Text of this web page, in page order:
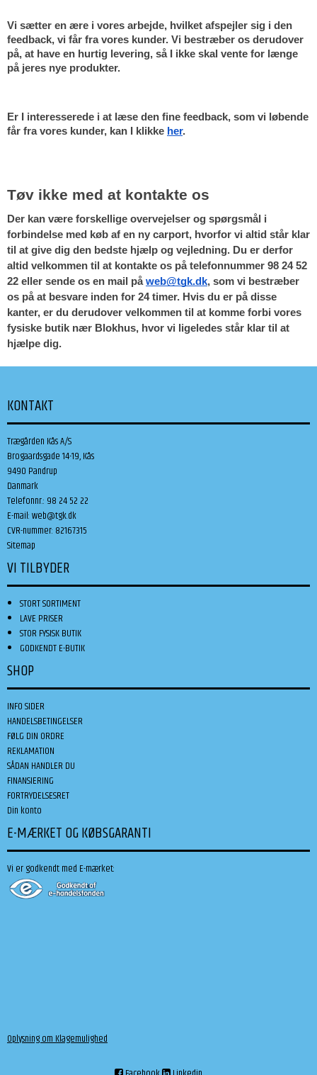
Vi sætter en ære i vores arbejde, hvilket afspejler sig i den
feedback, vi får fra vores kunder. Vi bestræber os derudover
på, at have en hurtig levering, så I ikke skal vente for længe
på jeres nye produkter.
Er I interesserede i at læse den fine feedback, som vi løbende
får fra vores kunder, kan I klikke her.
Tøv ikke med at kontakte os
Der kan være forskellige overvejelser og spørgsmål i
forbindelse med køb af en ny carport, hvorfor vi altid står klar
til at give dig den bedste hjælp og vejledning. Du er derfor
altid velkommen til at kontakte os på telefonnummer 98 24 52
22 eller sende os en mail på web@tgk.dk, som vi bestræber
os på at besvare inden for 24 timer. Hvis du er på disse
kanter, er du derudover velkommen til at komme forbi vores
fysiske butik nær Blokhus, hvor vi ligeledes står klar til at
hjælpe dig.
KONTAKT
Trægården Kås A/S
Brogaardsgade 14-19, Kås
9490 Pandrup
Danmark
Telefonnr.: 98 24 52 22
E-mail:web@tgk.dk
CVR-nummer: 82167315
Sitemap
VI TILBYDER
STORT SORTIMENT
LAVE PRISER
STOR FYSISK BUTIK
GODKENDT E-BUTIK
SHOP
INFO SIDER
HANDELSBETINGELSER
FØLG DIN ORDRE
REKLAMATION
SÅDAN HANDLER DU
FINANSIERING
FORTRYDELSESRET
Din konto
E-MÆRKET OG KØBSGARANTI
Vi er godkendt med E-mærket:
Oplysning om Klagemulighed